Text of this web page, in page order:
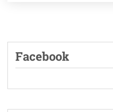
Facebook